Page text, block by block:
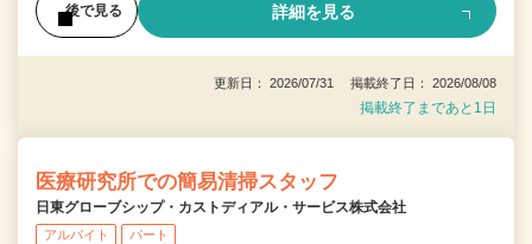
後で見る 詳細を見る
更新日： 2026/07/31 掲載終了日： 2026/08/08
掲載終了まであと1日
医療研究所での簡易清掃スタッフ
日東グローブシップ・カストディアル・サービス株式会社
アルバイト パート